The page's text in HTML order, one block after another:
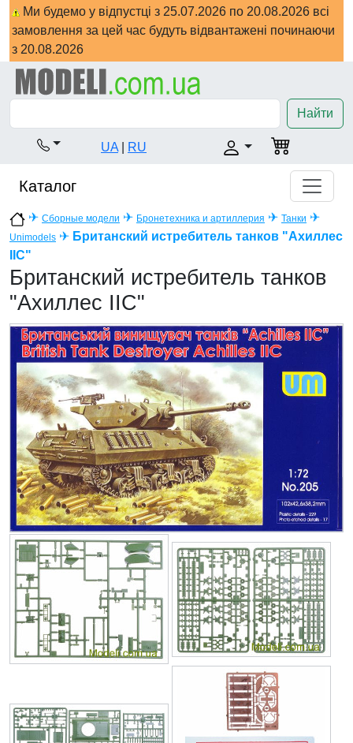
Ми будемо у відпустці з 25.07.2026 по 20.08.2026 всі
замовлення за цей час будуть відвантажені починаючи
з 20.08.2026
Найти
UA RU
Каталог
✈ Сборные модели ✈ Бронетехника и артиллерия ✈ Танки ✈
Unimodels ✈ Британский истребитель танков "Ахиллес
IIC"
Британский истребитель танков
"Ахиллес IIC"